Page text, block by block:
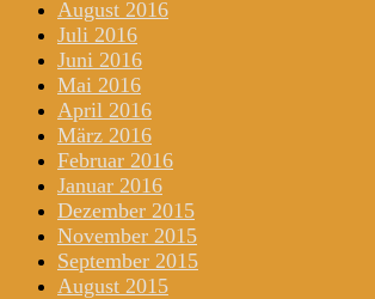
August 2016
Juli 2016
Juni 2016
Mai 2016
April 2016
März 2016
Februar 2016
Januar 2016
Dezember 2015
November 2015
September 2015
August 2015